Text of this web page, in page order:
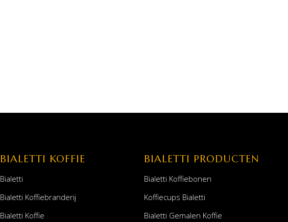
BIALETTI KOFFIE
Bialetti
Bialetti Koffiebranderij
Bialetti Koffie
BIALETTI PRODUCTEN
Bialetti Koffiebonen
Koffiecups Bialetti
Bialetti Gemalen Koffie